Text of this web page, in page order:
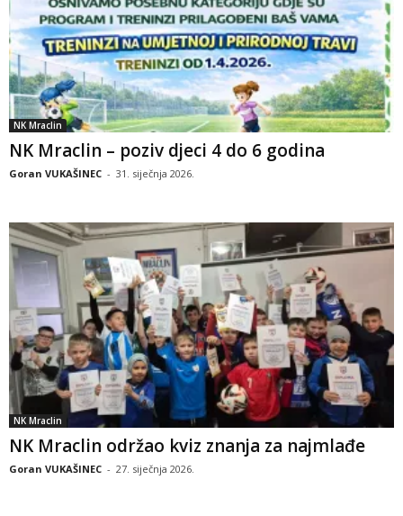
NK Mraclin
NK Mraclin – poziv djeci 4 do 6 godina
Goran VUKAŠINEC - 31. siječnja 2026.
NK Mraclin
NK Mraclin održao kviz znanja za najmlađe
Goran VUKAŠINEC - 27. siječnja 2026.